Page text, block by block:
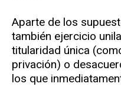
Aparte de los
también ejercicio
titularidad única
privación) o
los que